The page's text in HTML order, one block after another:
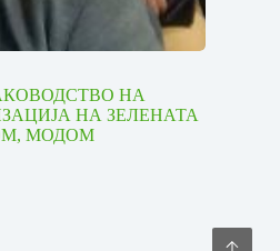
НА
НА ЗЕЛЕНАТА
МОДОМ